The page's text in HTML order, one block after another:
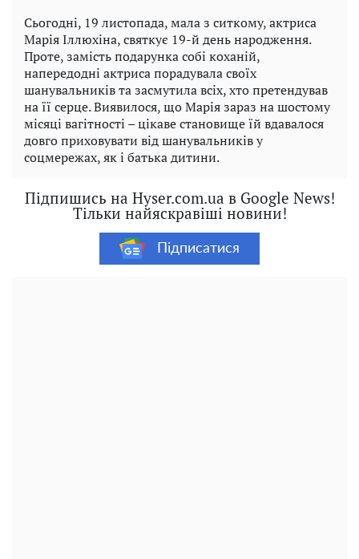
Сьогодні, 19 листопада, мала з ситкому, актриса
Марія Іллюхіна, святкує 19-й день народження.
Проте, замість подарунка собі коханій,
напередодні актриса порадувала своїх
шанувальників та засмутила всіх, хто претендував
на її серце. Виявилося, що Марія зараз на шостому
місяці вагітності – цікаве становище їй вдавалося
довго приховувати від шанувальників у
соцмережах, як і батька дитини.
Підпишись на Hyser.com.ua в Google News!
Тільки найяскравіші новини!
Підписатися